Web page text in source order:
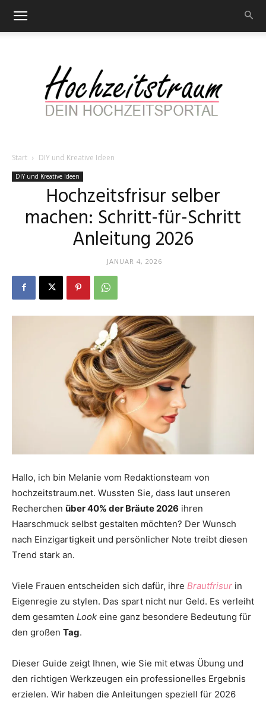
–
Portal
rund
um
das
Thema
Hochzeit
Start DIY und Kreative Ideen
DIY und Kreative Ideen
Hochzeitsfrisur selber
machen: Schritt-für-Schritt
Anleitung 2026
JANUAR 4, 2026
Hallo, ich bin Melanie vom Redaktionsteam von
hochzeitstraum.net. Wussten Sie, dass laut unseren
Recherchen über 40% der Bräute 2026 ihren
Haarschmuck selbst gestalten möchten? Der Wunsch
nach Einzigartigkeit und persönlicher Note treibt diesen
Trend stark an.
Viele Frauen entscheiden sich dafür, ihre Brautfrisur in
Eigenregie zu stylen. Das spart nicht nur Geld. Es verleiht
dem gesamten Look eine ganz besondere Bedeutung für
den großen Tag.
Dieser Guide zeigt Ihnen, wie Sie mit etwas Übung und
den richtigen Werkzeugen ein professionelles Ergebnis
erzielen. Wir haben die Anleitungen speziell für 2026